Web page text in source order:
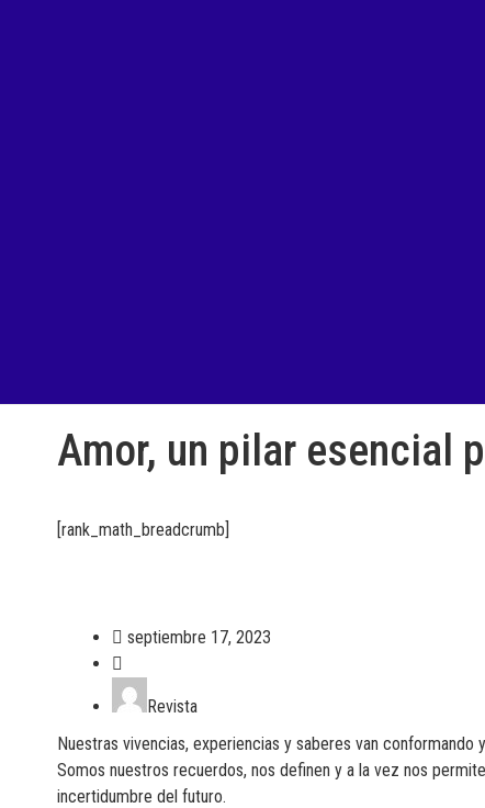
Amor, un pilar esencial
[rank_math_breadcrumb]
septiembre 17, 2023
Revista
Nuestras vivencias, experiencias y saberes van
Somos nuestros recuerdos, nos definen y a la vez nos
incertidumbre del futuro.